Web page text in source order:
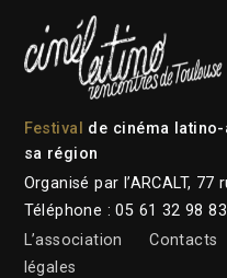
Festival
de cinéma
sa région
Organisé par l’ARCALT,
Téléphone : 05 61 32 98 83
L’association
Contacts
légales